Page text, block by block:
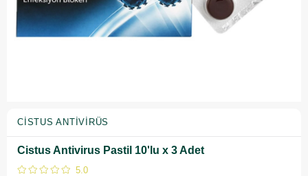
CISTUS ANTIVIRÜS
Cistus Antivirus Pastil 10'lu x 3 Adet
5.0